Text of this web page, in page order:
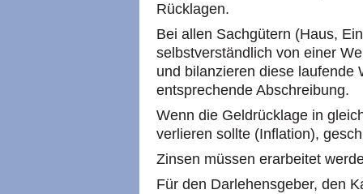
Rücklagen.
Bei allen Sachgütern (Haus,
selbstverständlich von einer
und bilanzieren diese laufende
entsprechende Abschreibung.
Wenn die Geldrücklage in
verlieren sollte (Inflation),
Zinsen müssen erarbeitet
Für den Darlehensgeber, den